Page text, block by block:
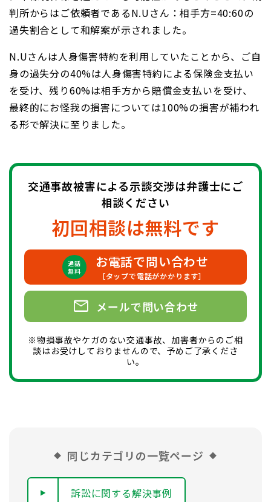
判所からはご依頼者であるN.Uさん：相手方=40:60の
過失割合として和解案が示されました。
N.Uさんは人身傷害特約を利用していたことから、ご自
身の過失分の40%は人身傷害特約による保険金支払い
を受け、残り60%は相手方から賠償金支払いを受け、
最終的にお怪我の損害については100%の損害が補われ
る形で解決に至りました。
交通事故被害による示談交渉は弁護士にご
相談ください
初回相談は無料です
通話
無料
お電話で問い合わせ
［タップで電話がかかります］
mail メールで問い合わせ
※物損事故やケガのない交通事故、加害者からのご相
談はお受けしておりませんので、予めご了承くださ
い。
同じカテゴリの一覧ページ
訴訟に関する解決事例